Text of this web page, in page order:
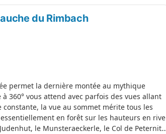
du Rimbach
permet la dernière montée au mythique
360° vous attend avec parfois des vues allant
la vue au sommet mérite tous les
en forêt sur les hauteurs en rive
le Munsteraeckerle, le Col de Peternit